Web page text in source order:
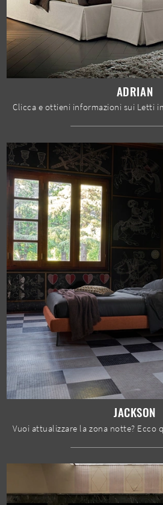
ADRIAN
JACKSON